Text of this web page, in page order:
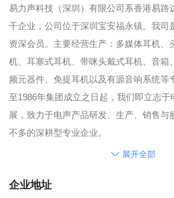
易力声科技（深圳）有限公司系香港易路
干企业，公司位于深圳宝安福永镇。我司
资深会员。主要经营生产：多媒体耳机、
机、耳塞式耳机、带咪头戴式耳机、音箱
频元器件、免提耳机以及有源音响系统等
至1986年集团成立之日起，我们即立志于
展，致力于电声产品研发、生产、销售与
不多的深耕型专业企业。
洞察市场信息，理解并满足客户需求是我
面，我们聘用了由行业内顶尖技术专家组
展开全部
企业地址